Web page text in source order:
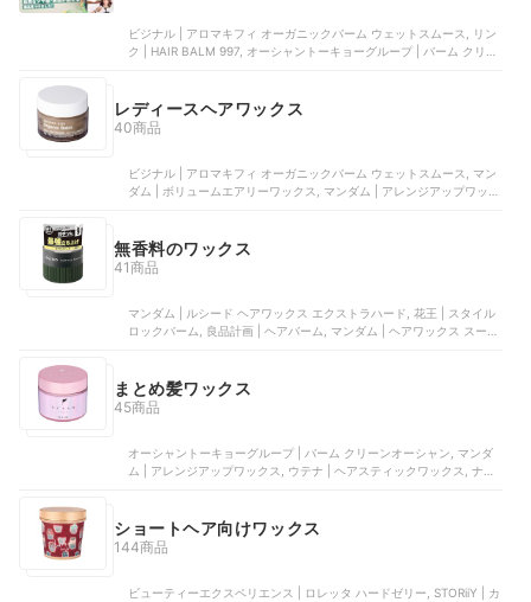
ビジナル | アロマキフィ オーガニックバーム ウェットスムース, リン
ク | HAIR BALM 997, オーシャントーキョーグループ | バーム クリー
レディースヘアワックス
40商品
ビジナル | アロマキフィ オーガニックバーム ウェットスムース, マン
ダム | ボリュームエアリーワックス, マンダム | アレンジアップワック
無香料のワックス
41商品
マンダム | ルシード ヘアワックス エクストラハード, 花王 | スタイル
ロックバーム, 良品計画 | ヘアバーム, マンダム | ヘアワックス スーパ
まとめ髪ワックス
45商品
オーシャントーキョーグループ | バーム クリーンオーシャン, マンダ
ム | アレンジアップワックス, ウテナ | ヘアスティックワックス, ナプ
ショートヘア向けワックス
144商品
ビューティーエクスペリエンス | ロレッタ ハードゼリー, STORiiY | カ